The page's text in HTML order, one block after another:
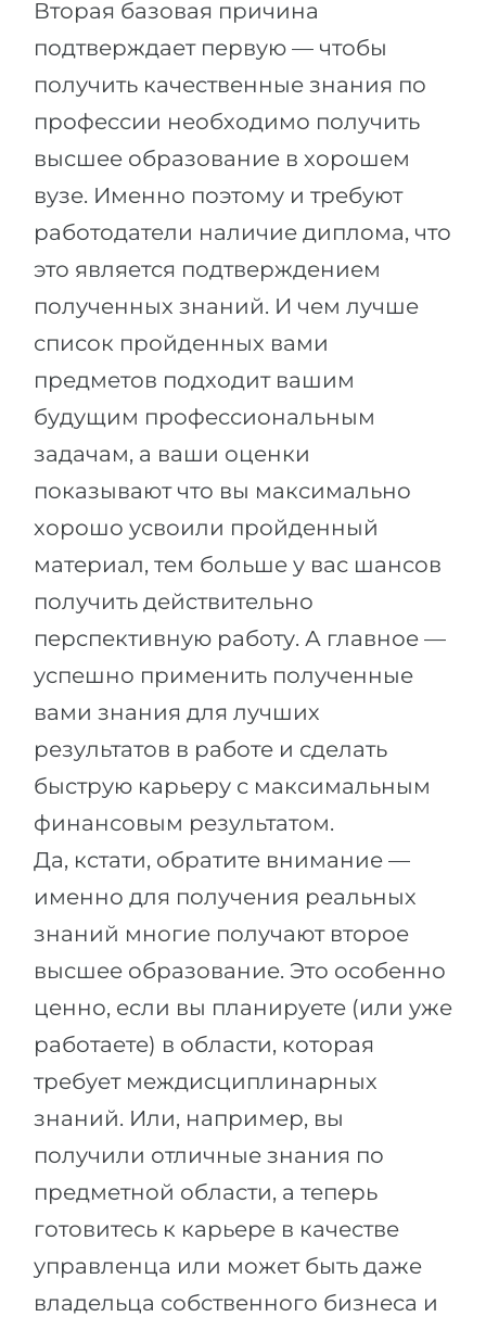
Вторая базовая причина
подтверждает первую — чтобы
получить качественные знания по
профессии необходимо получить
высшее образование в хорошем
вузе. Именно поэтому и требуют
работодатели наличие диплома, что
это является подтверждением
полученных знаний. И чем лучше
список пройденных вами
предметов подходит вашим
будущим профессиональным
задачам, а ваши оценки
показывают что вы максимально
хорошо усвоили пройденный
материал, тем больше у вас шансов
получить действительно
перспективную работу. А главное —
успешно применить полученные
вами знания для лучших
результатов в работе и сделать
быструю карьеру с максимальным
финансовым результатом.
Да, кстати, обратите внимание —
именно для получения реальных
знаний многие получают второе
высшее образование. Это особенно
ценно, если вы планируете (или уже
работаете) в области, которая
требует междисциплинарных
знаний. Или, например, вы
получили отличные знания по
предметной области, а теперь
готовитесь к карьере в качестве
управленца или может быть даже
владельца собственного бизнеса и